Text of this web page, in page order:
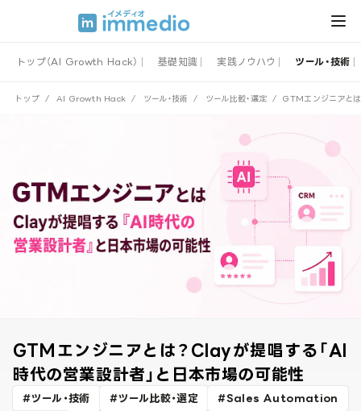
トップ（AI Growth Hack） 基礎知識 実践ノウハウ ツール・技術
トップ / AI Growth Hack / ツール・技術 / ツール比較・選定 / GTMエンジニアと
GTMエンジニアとは？Clayが提唱する「AI
時代の営業設計者」と日本市場の可能性
ツール・技術 ツール比較・選定 Sales Automation